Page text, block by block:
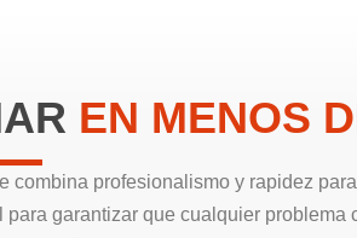
EN MENOS
combina profesionalismo y rapidez
garantizar que cualquier problema